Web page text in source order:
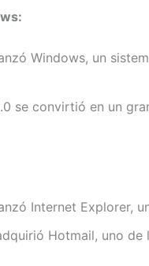
Windows, un
se convirtió en un
Internet Explorer,
Hotmail, uno